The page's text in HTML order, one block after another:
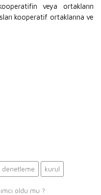
veya ortakların
kooperatif ortaklarına ve
denetleme kurul
oldu mu ?